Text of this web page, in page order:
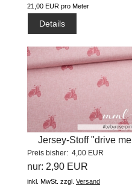
21,00 EUR pro Meter
Details
Jersey-Stoff "drive me
crazy...
Preis bisher: 4,00 EUR
nur: 2,90 EUR
inkl. MwSt. zzgl. Versand